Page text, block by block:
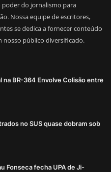
poder do jornalismo para
Nossa equipe de escritores,
se dedica a fornecer conteúdo
nosso público diversificado.
na BR-364 Envolve Colisão entre
no SUS quase dobram sob
Fonseca fecha UPA de Ji-